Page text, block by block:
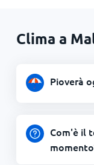
Clima a
Pioverà
Com'è il